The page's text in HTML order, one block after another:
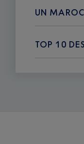
UN
TOP 10